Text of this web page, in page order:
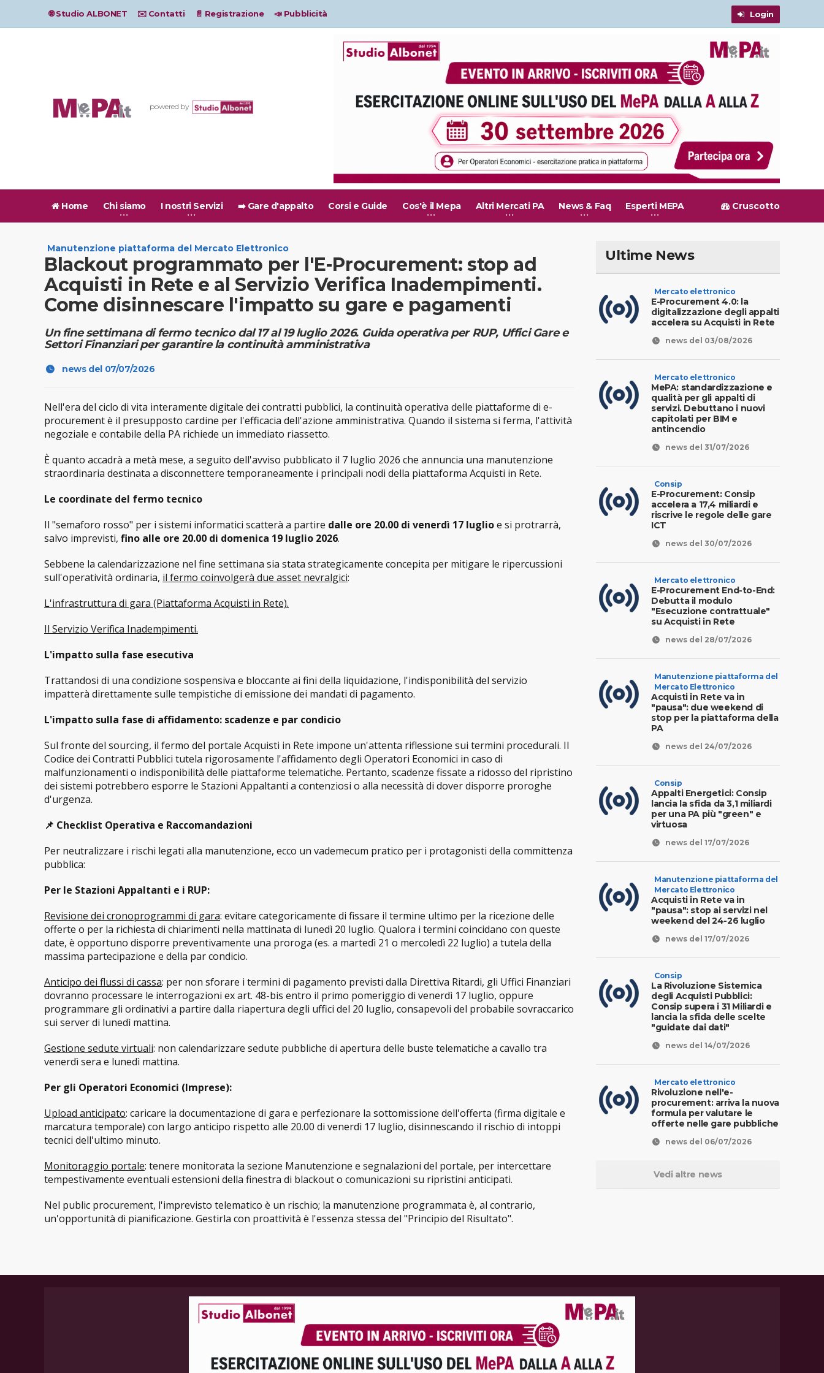
Login
🌐 Studio ALBONET ✉️ Contatti 📄 Registrazione 📣 Pubblicità
powered by
Cruscotto
Home Chi siamo I nostri Servizi ➡️ Gare d'appalto Corsi e Guide Cos'è il Mepa Altri Mercati PA News & Faq Esperti MEPA
Manutenzione piattaforma del Mercato Elettronico
Blackout programmato per l'E-Procurement: stop ad
Acquisti in Rete e al Servizio Verifica Inadempimenti.
Come disinnescare l'impatto su gare e pagamenti
Un fine settimana di fermo tecnico dal 17 al 19 luglio 2026. Guida operativa per RUP, Uffici Gare e
Settori Finanziari per garantire la continuità amministrativa
news del 07/07/2026
Nell'era del ciclo di vita interamente digitale dei contratti pubblici, la continuità operativa delle piattaforme di e-
procurement è il presupposto cardine per l'efficacia dell'azione amministrativa. Quando il sistema si ferma, l'attività
negoziale e contabile della PA richiede un immediato riassetto.
È quanto accadrà a metà mese, a seguito dell'avviso pubblicato il 7 luglio 2026 che annuncia una manutenzione
straordinaria destinata a disconnettere temporaneamente i principali nodi della piattaforma Acquisti in Rete.
Le coordinate del fermo tecnico
Il "semaforo rosso" per i sistemi informatici scatterà a partire dalle ore 20.00 di venerdì 17 luglioe si protrarrà,
salvo imprevisti, fino alle ore 20.00 di domenica 19 luglio 2026.
Sebbene la calendarizzazione nel fine settimana sia stata strategicamente concepita per mitigare le ripercussioni
sull'operatività ordinaria, il fermo coinvolgerà due asset nevralgici:
L'infrastruttura di gara (Piattaforma Acquisti in Rete).
Il Servizio Verifica Inadempimenti.
L'impatto sulla fase esecutiva
Trattandosi di una condizione sospensiva e bloccante ai fini della liquidazione, l'indisponibilità del servizio
impatterà direttamente sulle tempistiche di emissione dei mandati di pagamento.
L'impatto sulla fase di affidamento: scadenze e par condicio
Sul fronte del sourcing, il fermo del portale Acquisti in Rete impone un'attenta riflessione sui termini procedurali. Il
Codice dei Contratti Pubblici tutela rigorosamente l'affidamento degli Operatori Economici in caso di
malfunzionamenti o indisponibilità delle piattaforme telematiche. Pertanto, scadenze fissate a ridosso del ripristino
dei sistemi potrebbero esporre le Stazioni Appaltanti a contenziosi o alla necessità di dover disporre proroghe
d'urgenza.
📌 Checklist Operativa e Raccomandazioni
Per neutralizzare i rischi legati alla manutenzione, ecco un vademecum pratico per i protagonisti della committenza
pubblica:
Per le Stazioni Appaltanti e i RUP:
Revisione dei cronoprogrammi di gara: evitare categoricamente di fissare il termine ultimo per la ricezione delle
offerte o per la richiesta di chiarimenti nella mattinata di lunedì 20 luglio. Qualora i termini coincidano con queste
date, è opportuno disporre preventivamente una proroga (es. a martedì 21 o mercoledì 22 luglio) a tutela della
massima partecipazione e della par condicio.
Anticipo dei flussi di cassa: per non sforare i termini di pagamento previsti dalla Direttiva Ritardi, gli Uffici Finanziari
dovranno processare le interrogazioni ex art. 48-bis entro il primo pomeriggio di venerdì 17 luglio, oppure
programmare gli ordinativi a partire dalla riapertura degli uffici del 20 luglio, consapevoli del probabile sovraccarico
sui server di lunedì mattina.
Gestione sedute virtuali: non calendarizzare sedute pubbliche di apertura delle buste telematiche a cavallo tra
venerdì sera e lunedì mattina.
Per gli Operatori Economici (Imprese):
Upload anticipato: caricare la documentazione di gara e perfezionare la sottomissione dell'offerta (firma digitale e
marcatura temporale) con largo anticipo rispetto alle 20.00 di venerdì 17 luglio, disinnescando il rischio di intoppi
tecnici dell'ultimo minuto.
Monitoraggio portale: tenere monitorata la sezione Manutenzione e segnalazioni del portale, per intercettare
tempestivamente eventuali estensioni della finestra di blackout o comunicazioni su ripristini anticipati.
Nel public procurement, l'imprevisto telematico è un rischio; la manutenzione programmata è, al contrario,
un'opportunità di pianificazione. Gestirla con proattività è l'essenza stessa del "Principio del Risultato".
Ultime News
Mercato elettronico
E-Procurement 4.0: la
digitalizzazione degli appalti
accelera su Acquisti in Rete
news del 03/08/2026
Mercato elettronico
MePA: standardizzazione e
qualità per gli appalti di
servizi. Debuttano i nuovi
capitolati per BIM e
antincendio
news del 31/07/2026
Consip
E-Procurement: Consip
accelera a 17,4 miliardi e
riscrive le regole delle gare
ICT
news del 30/07/2026
Mercato elettronico
E-Procurement End-to-End:
Debutta il modulo
"Esecuzione contrattuale"
su Acquisti in Rete
news del 28/07/2026
Manutenzione piattaforma del
Mercato Elettronico
Acquisti in Rete va in
"pausa": due weekend di
stop per la piattaforma della
PA
news del 24/07/2026
Consip
Appalti Energetici: Consip
lancia la sfida da 3,1 miliardi
per una PA più "green" e
virtuosa
news del 17/07/2026
Manutenzione piattaforma del
Mercato Elettronico
Acquisti in Rete va in
"pausa": stop ai servizi nel
weekend del 24-26 luglio
news del 17/07/2026
Consip
La Rivoluzione Sistemica
degli Acquisti Pubblici:
Consip supera i 31 Miliardi e
lancia la sfida delle scelte
"guidate dai dati"
news del 14/07/2026
Mercato elettronico
Rivoluzione nell'e-
procurement: arriva la nuova
formula per valutare le
offerte nelle gare pubbliche
news del 06/07/2026
Vedi altre news